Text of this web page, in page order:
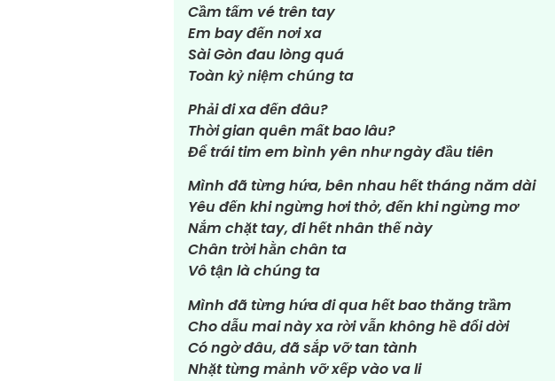
Cầm tấm vé trên tay
Em bay đến nơi xa
Sài Gòn đau lòng quá
Toàn kỷ niệm chúng ta
Phải đi xa đến đâu?
Thời gian quên mất bao lâu?
Để trái tim em bình yên như ngày đầu tiên
Mình đã từng hứa, bên nhau hết tháng năm dài
Yêu đến khi ngừng hơi thở, đến khi ngừng mơ
Nắm chặt tay, đi hết nhân thế này
Chân trời hằn chân ta
Vô tận là chúng ta
Mình đã từng hứa đi qua hết bao thăng trầm
Cho dẫu mai này xa rời vẫn không hề đổi dời
Có ngờ đâu, đã sắp vỡ tan tành
Nhặt từng mảnh vỡ xếp vào va li